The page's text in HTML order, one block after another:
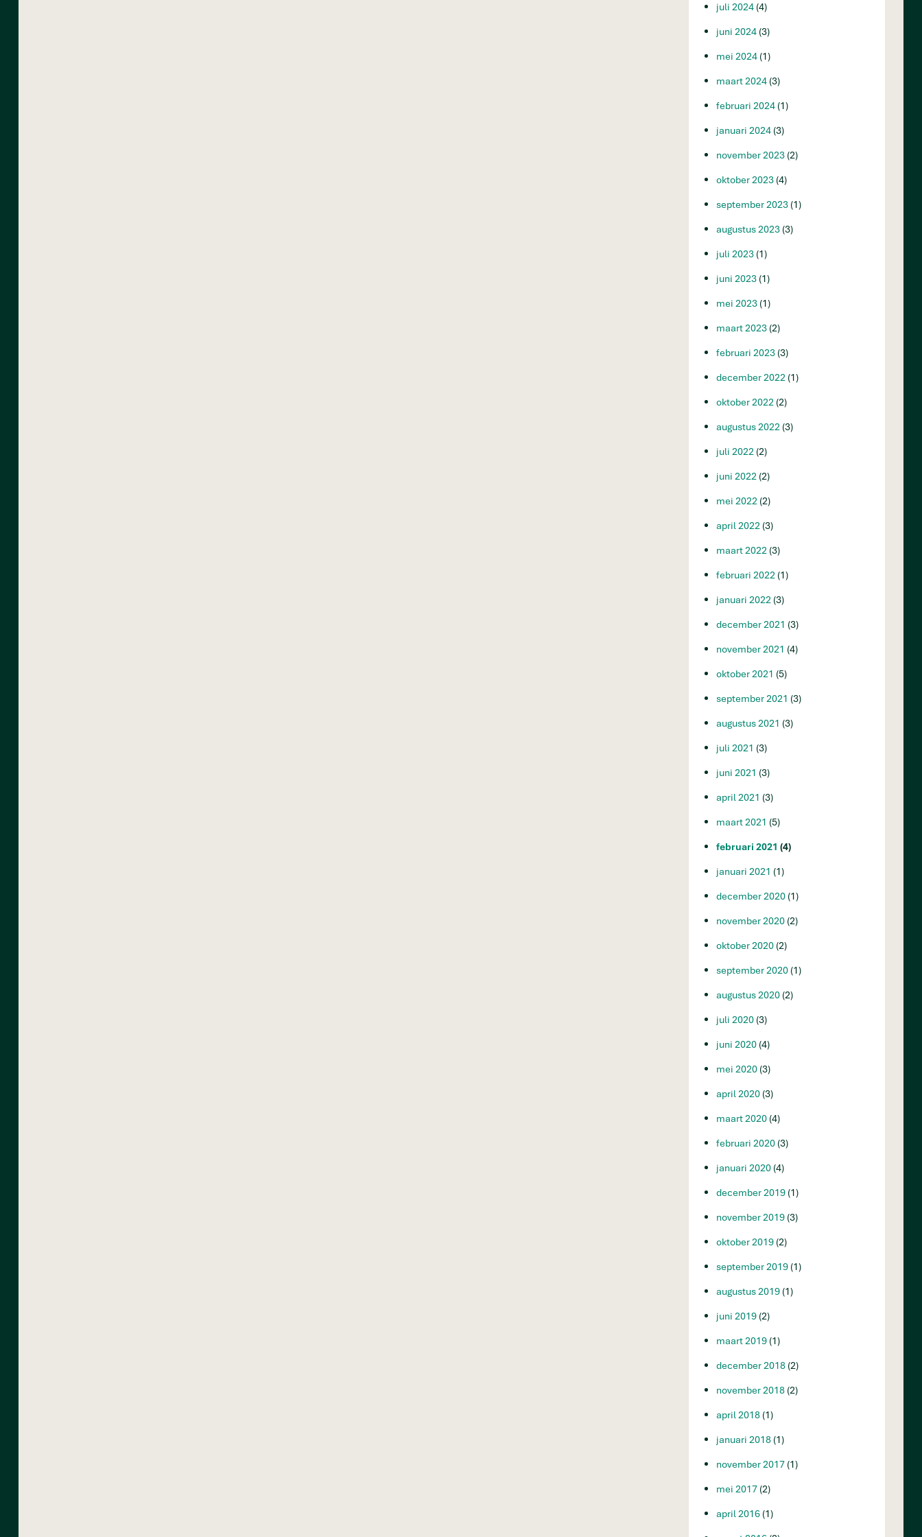
juli 2024 (4)
juni 2024 (3)
mei 2024 (1)
maart 2024 (3)
februari 2024 (1)
januari 2024 (3)
november 2023 (2)
oktober 2023 (4)
september 2023 (1)
augustus 2023 (3)
juli 2023 (1)
juni 2023 (1)
mei 2023 (1)
maart 2023 (2)
februari 2023 (3)
december 2022 (1)
oktober 2022 (2)
augustus 2022 (3)
juli 2022 (2)
juni 2022 (2)
mei 2022 (2)
april 2022 (3)
maart 2022 (3)
februari 2022 (1)
januari 2022 (3)
december 2021 (3)
november 2021 (4)
oktober 2021 (5)
september 2021 (3)
augustus 2021 (3)
juli 2021 (3)
juni 2021 (3)
april 2021 (3)
maart 2021 (5)
februari 2021 (4)
januari 2021 (1)
december 2020 (1)
november 2020 (2)
oktober 2020 (2)
september 2020 (1)
augustus 2020 (2)
juli 2020 (3)
juni 2020 (4)
mei 2020 (3)
april 2020 (3)
maart 2020 (4)
februari 2020 (3)
januari 2020 (4)
december 2019 (1)
november 2019 (3)
oktober 2019 (2)
september 2019 (1)
augustus 2019 (1)
juni 2019 (2)
maart 2019 (1)
december 2018 (2)
november 2018 (2)
april 2018 (1)
januari 2018 (1)
november 2017 (1)
mei 2017 (2)
april 2016 (1)